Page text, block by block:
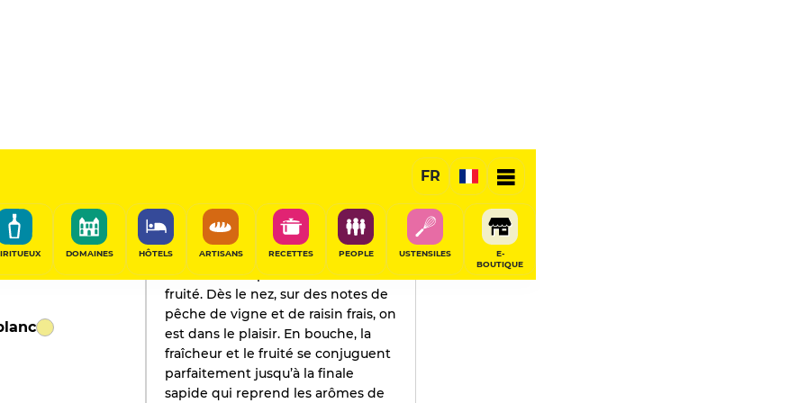
FR
DOMAINES HÔTELS ARTISANS RECETTES PEOPLE USTENSILES
E-
BOUTIQUE
PARTAGER
Champagne
L'AVIS DE GAULT&MILLAU
2018
Belle réussite pour cet extra-brut
fruité. Dès le nez, sur des notes de
pêche de vigne et de raisin frais, on
est dans le plaisir. En bouche, la
fraîcheur et le fruité se conjuguent
parfaitement jusqu’à la finale
sapide qui reprend les arômes de